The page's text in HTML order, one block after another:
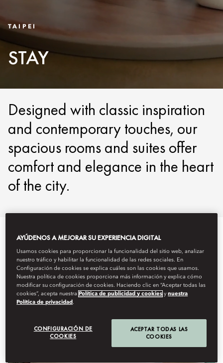
TAIPEI
STAY
Designed with classic inspiration
and contemporary touches, our
spacious rooms and suites offer
comfort and elegance in the heart
of the city.
Ver todo Habitaciones Habitaciones comunicadas y
AYÚDENOS A MEJORAR SU EXPERIENCIA DIGITAL
Usamos cookies para proporcionar la funcionalidad del sitio web, analizar
nuestro tráfico y habilitar la funcionalidad de las redes sociales. En
Configuración de cookies se explica cuáles son las cookies que usamos.
Nuestra política de cookies proporciona más información y explica cómo
modificar su configuración de cookies. Haciendo clic en “Aceptar todas las
cookies”, acepta nuestra Política de publicidad y cookies ynuestra
Política de privacidad .
CONFIGURACIÓN DE
COOKIES
ACEPTAR TODAS LAS
COOKIES